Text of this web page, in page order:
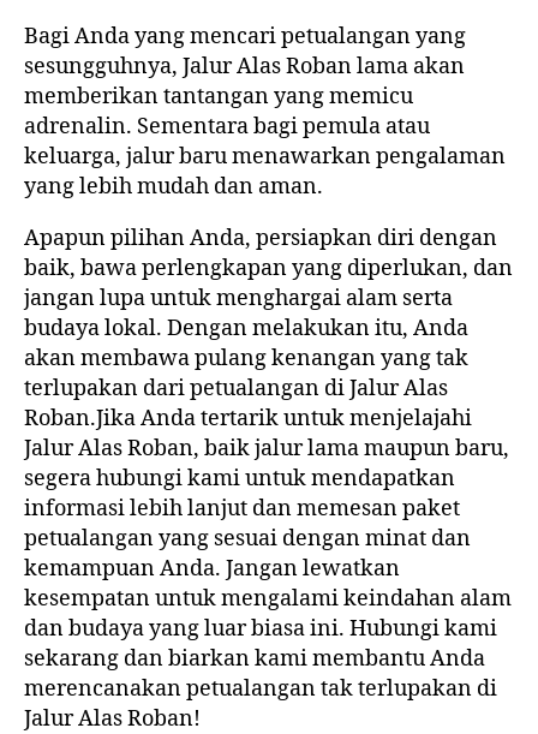
Bagi Anda yang mencari petualangan yang
sesungguhnya, Jalur Alas Roban lama akan
memberikan tantangan yang memicu
adrenalin. Sementara bagi pemula atau
keluarga, jalur baru menawarkan pengalaman
yang lebih mudah dan aman.
Apapun pilihan Anda, persiapkan diri dengan
baik, bawa perlengkapan yang diperlukan, dan
jangan lupa untuk menghargai alam serta
budaya lokal. Dengan melakukan itu, Anda
akan membawa pulang kenangan yang tak
terlupakan dari petualangan di Jalur Alas
Roban.Jika Anda tertarik untuk menjelajahi
Jalur Alas Roban, baik jalur lama maupun baru,
segera hubungi kami untuk mendapatkan
informasi lebih lanjut dan memesan paket
petualangan yang sesuai dengan minat dan
kemampuan Anda. Jangan lewatkan
kesempatan untuk mengalami keindahan alam
dan budaya yang luar biasa ini. Hubungi kami
sekarang dan biarkan kami membantu Anda
merencanakan petualangan tak terlupakan di
Jalur Alas Roban!